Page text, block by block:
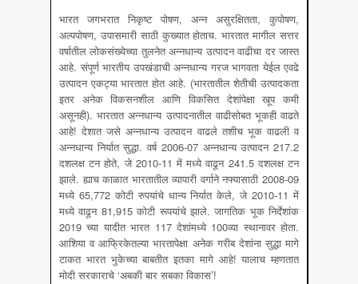
भारत जगभरात निकृष्ट पोषण, अन्न असुरक्षितता, कुपोषण,
अल्पपोषण, उपासमारी साठी कुख्यात होताच. भारतात मागील सत्तर
वर्षातील लोकसंख्येच्या तुलनेत अन्नधान्य उत्पादन वाढीचा दर जास्त
आहे. संपूर्ण भारतीय उपखंडाची अन्नधान्य गरज भागवता येईल एवढे
उत्पादन एकट्या भारतात होत आहे. (भारतातील शेतीची उत्पादकता
इतर अनेक विकसनशील आणि विकसित देशांपेक्षा खूप कमी
असूनही). भारतात अन्नधान्य उत्पादनातील वाढीसोबत भूकही वाढते
आहे! देशात जसे अन्नधान्य उत्पादन वाढले तशीच भूक वाढली व
अन्नधान्य निर्यात सुद्धा. वर्ष 2006-07 अन्नधान्य उत्पादन 217.2
दशलक्ष टन होते, जे 2010-11 में मध्ये वाढून 241.5 दशलक्ष टन
झाले. ह्याच काळात भारतातील व्यापारी वर्गाने नफ्यासाठी 2008-09
मध्ये 65,772 कोटी रुपयांचे धान्य निर्यात केले, जे 2010-11 में
मध्ये वाढून 81,915 कोटी रूपयांचे झाले. जागतिक भूक निर्देशांक
2019 च्या यादीत भारत 117 देशांमध्ये 100व्या स्थानावर होता.
आशिया व आफ्रिकेतल्या भारतापेक्षा अनेक गरीब देशांना सुद्धा मागे
टाकत भारत भुकेच्या बाबतीत इतका मागे आहे! यालाच म्हणतात
मोदी सरकाराचे ‘अबकी बार सबका विकास’!